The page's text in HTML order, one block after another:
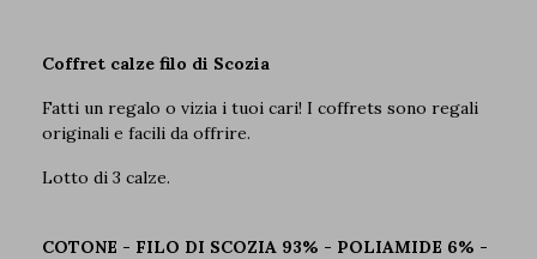
Coffret calze filo di Scozia
Fatti un regalo o vizia i tuoi cari! I coffrets sono regali
originali e facili da offrire.
Lotto di 3 calze.
COTONE - FILO DI SCOZIA 93% - POLIAMIDE 6% -